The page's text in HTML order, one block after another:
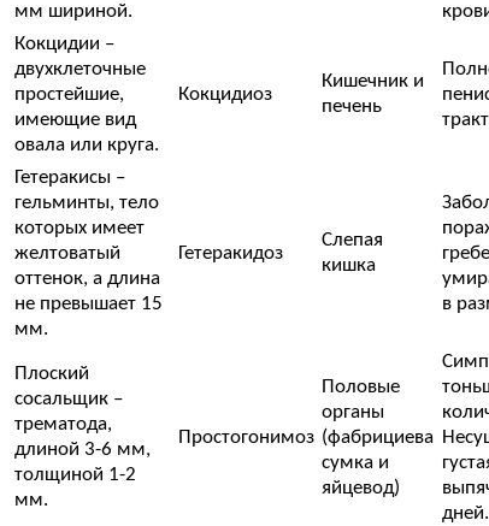
мм шириной.
Кокцидии –
двухклеточные
простейшие,
имеющие вид
овала или круга.
Кокцидиоз
Кишечник и
печень
Гетеракисы –
гельминты, тело
которых имеет
желтоватый
оттенок, а длина
не превышает 15
мм.
Гетеракидоз
Слепая
кишка
в
Плоский
сосальщик –
трематода,
длиной 3-6 мм,
толщиной 1-2
мм.
Простогонимоз
Половые
органы
(фабрициева
сумка и
яйцевод)
дней.